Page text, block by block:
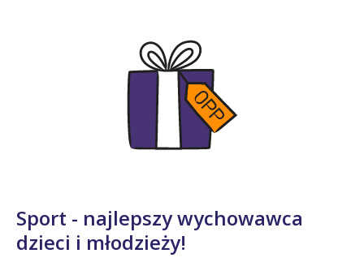
Sport - najlepszy wychowawca
dzieci i młodzieży!